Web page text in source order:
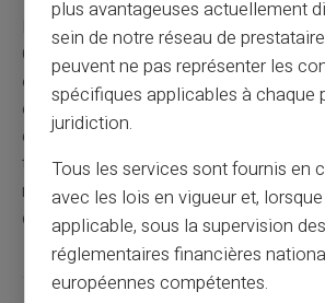
L'obtention et le suivi des prestations
CAF demandent une certaine rigueur
organisation. En comprenant bien les
et en utilisant au mieux les outils mis
chacun peut s'assurer de recevoir ses
toute tranquillité. N'oubliez pas de
régulièrement vos informations et de
de vos virements pour éviter toute
plus avantageuses actuellement
sein de notre réseau de
peuvent ne pas représenter les
spécifiques applicables à chaque
juridiction.
Tous les services sont fournis en
avec les lois en vigueur et, lorsque
applicable, sous la supervision
réglementaires financières
européennes compétentes.